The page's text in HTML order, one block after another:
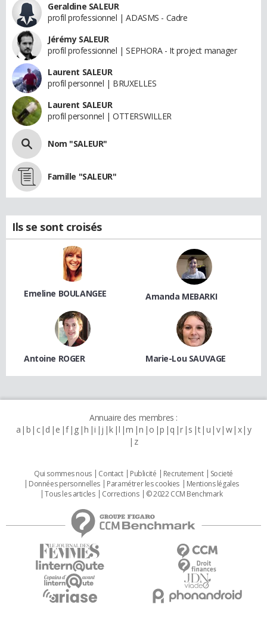
Geraldine SALEUR
profil professionnel | ADASMS - Cadre
Jérémy SALEUR
profil professionnel | SEPHORA - It project manager
Laurent SALEUR
profil personnel | BRUXELLES
Laurent SALEUR
profil personnel | OTTERSWILLER
Nom "SALEUR"
Famille "SALEUR"
Ils se sont croisés
Emeline BOULANGEE Amanda MEBARKI
Antoine ROGER Marie-Lou SAUVAGE
Annuaire des membres :
a b c d e f g h i j k l m n o p q r s t u v w x y
z
Qui sommes nous Contact Publicité Recrutement
Societé
Données personnelles
Paramétrer les cookies
Mentions légales
Tous les articles
Corrections © 2022 CCM Benchmark